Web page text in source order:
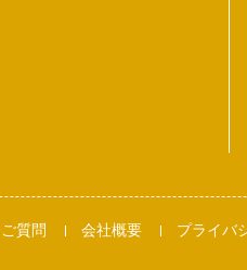
質問 会社概要 プライバ